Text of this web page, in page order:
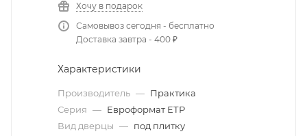
Хочу в подарок
Самовывоз сегодня - бесплатно
Доставка завтра - 400 ₽
Характеристики
Производитель — Практика
Серия — Евроформат ЕТР
Вид дверцы — под плитку